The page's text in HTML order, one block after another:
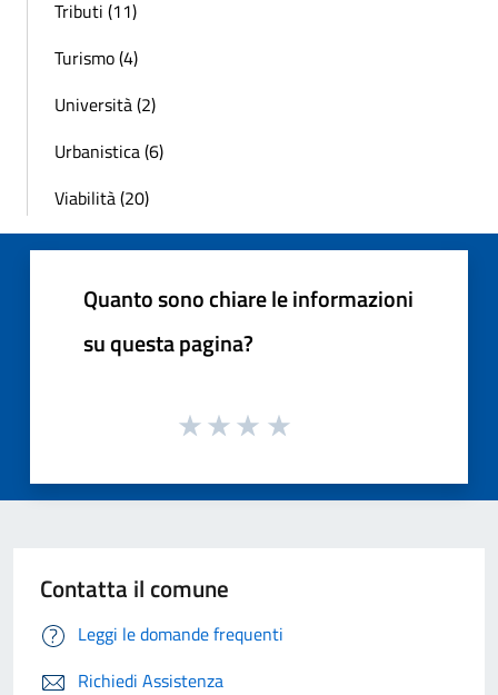
Tributi (11)
Turismo (4)
Università (2)
Urbanistica (6)
Viabilità (20)
Quanto sono chiare le informazioni
su questa pagina?
Contatta il comune
Leggi le domande frequenti
Richiedi Assistenza